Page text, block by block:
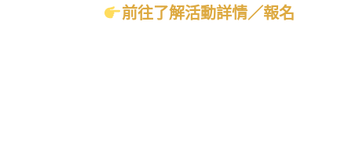
前往了解活動詳情／報名